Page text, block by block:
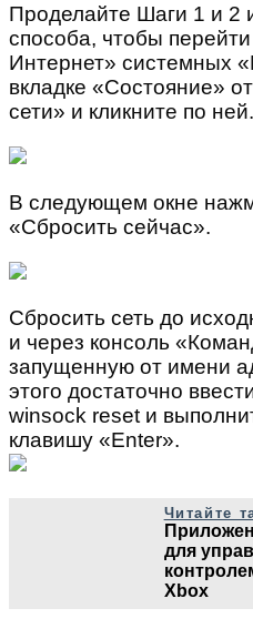
Проделайте Шаги 1 и 2
способа, чтобы
Интернет» системных
вкладке «Состояние»
сети» и кликните по ней.
В следующем окне
«Сбросить сейчас».
Сбросить сеть до
и через консоль
запущенную от имени
этого достаточно
winsock reset и
клавишу «Enter».
Читайте
для
Xbox